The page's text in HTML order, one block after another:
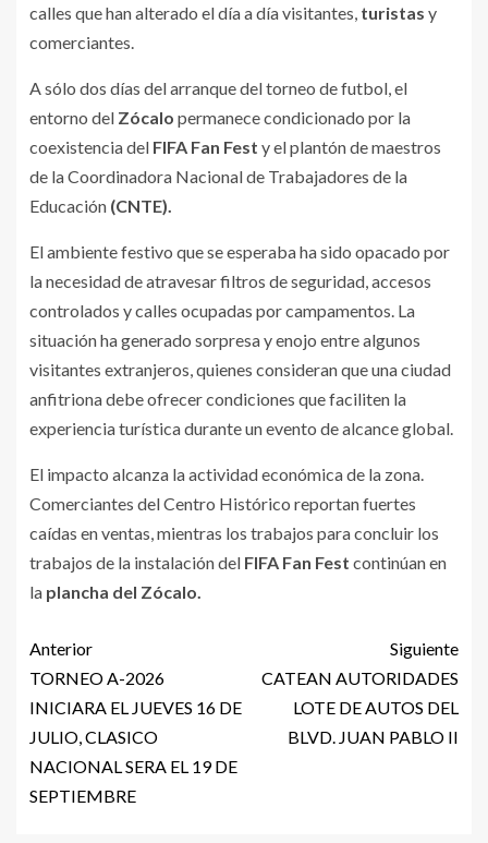
calles que han alterado el día a día visitantes, turistas y
comerciantes.
A sólo dos días del arranque del torneo de futbol, el
entorno del Zócalo permanece condicionado por la
coexistencia del FIFA Fan Fest y el plantón de maestros
de la Coordinadora Nacional de Trabajadores de la
Educación (CNTE).
El ambiente festivo que se esperaba ha sido opacado por
la necesidad de atravesar filtros de seguridad, accesos
controlados y calles ocupadas por campamentos. La
situación ha generado sorpresa y enojo entre algunos
visitantes extranjeros, quienes consideran que una ciudad
anfitriona debe ofrecer condiciones que faciliten la
experiencia turística durante un evento de alcance global.
El impacto alcanza la actividad económica de la zona.
Comerciantes del Centro Histórico reportan fuertes
caídas en ventas, mientras los trabajos para concluir los
trabajos de la instalación del FIFA Fan Fest continúan en
la plancha del Zócalo.
Anterior
TORNEO A-2026
INICIARA EL JUEVES 16 DE
JULIO, CLASICO
NACIONAL SERA EL 19 DE
SEPTIEMBRE
Siguiente
CATEAN AUTORIDADES
LOTE DE AUTOS DEL
BLVD. JUAN PABLO II